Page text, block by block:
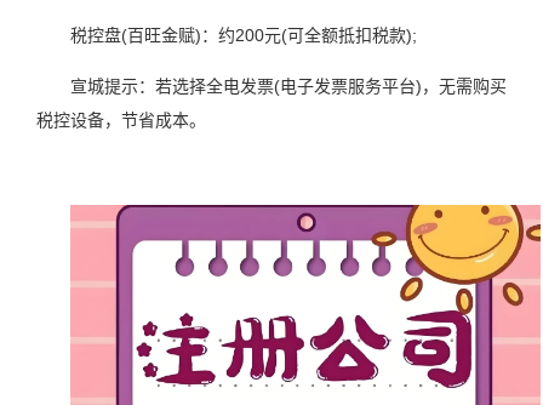
税控盘(百旺金赋)：约200元(可全额抵扣税款);
宣城提示：若选择全电发票(电子发票服务平台)，无需购买
税控设备，节省成本。